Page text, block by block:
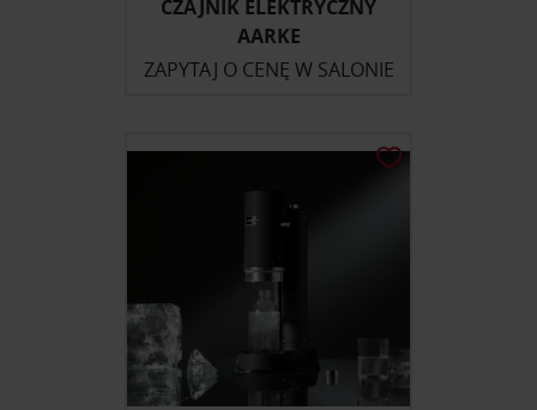
CZAJNIK ELEKTRYCZNY
AARKE
ZAPYTAJ O CENĘ W SALONIE